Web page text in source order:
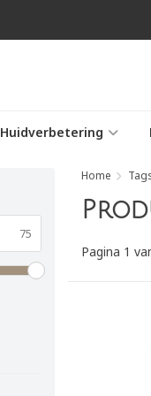
Huidverbetering
Home
Pagina 1